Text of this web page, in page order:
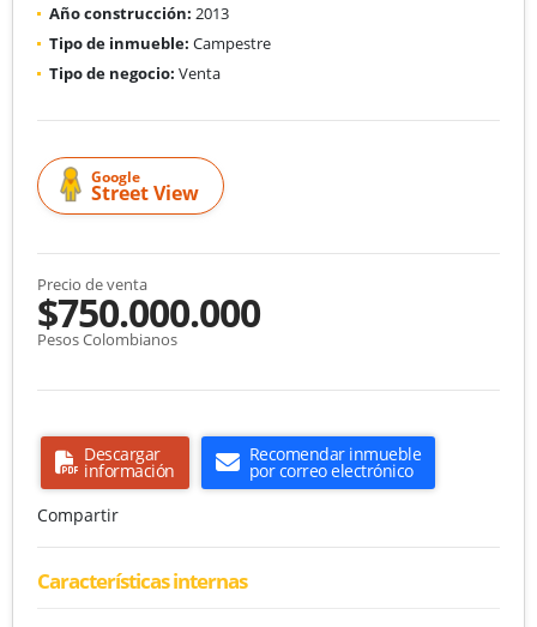
Año construcción: 2013
Tipo de inmueble: Campestre
Tipo de negocio: Venta
Google
Street View
Precio de venta
$750.000.000
Pesos Colombianos
Descargar
información
Recomendar inmueble
por correo electrónico
Compartir
Características internas